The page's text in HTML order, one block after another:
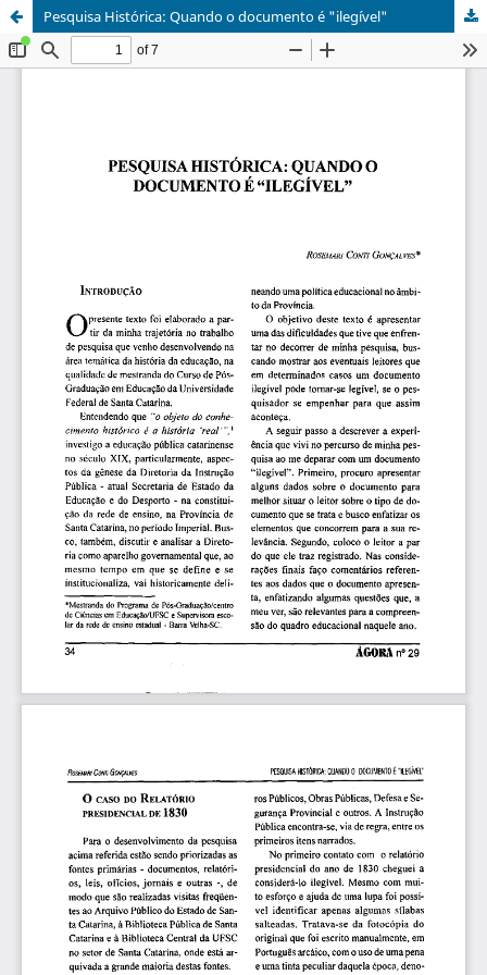
Pesquisa Histórica: Quando o documento é "ilegível"